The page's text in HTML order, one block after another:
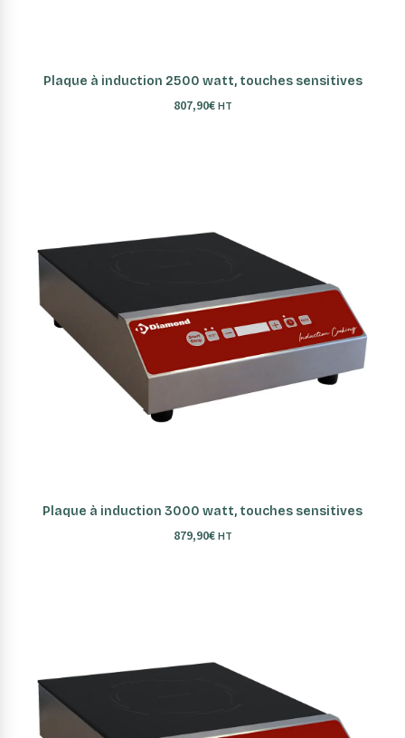
AJOUTER AU PANIER
Plaque à induction 2500 watt, touches sensitives
807,90€ HT
AJOUTER AU PANIER
Plaque à induction 3000 watt, touches sensitives
879,90€ HT